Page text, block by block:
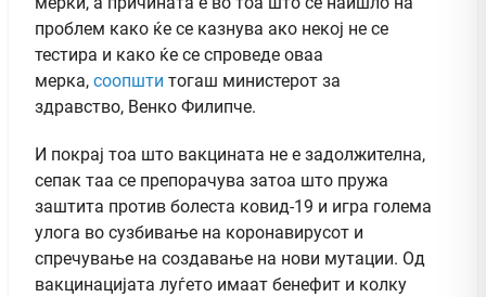
проблем како ќе се казнува ако некој не се
тестира и како ќе се спроведе оваа
мерка, соопшти тогаш министерот за
здравство, Венко Филипче.
И покрај тоа што вакцината не е задолжителна,
сепак таа се препорачува затоа што пружа
заштита против болеста ковид-19 и игра голема
улога во сузбивање на коронавирусот и
спречување на создавање на нови мутации. Од
вакцинацијата луѓето имаат бенефит и колку